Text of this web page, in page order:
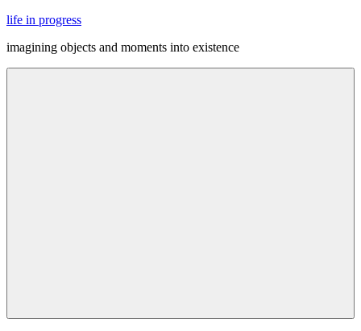
Skip
content
life in progress
imagining objects and moments into existence